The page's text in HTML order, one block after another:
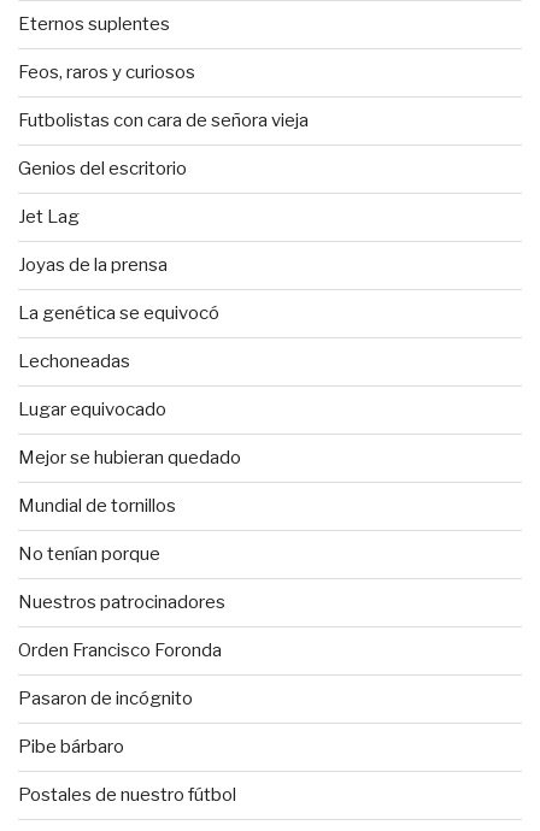
Eternos suplentes
Feos, raros y curiosos
Futbolistas con cara de señora vieja
Genios del escritorio
Jet Lag
Joyas de la prensa
La genética se equivocó
Lechoneadas
Lugar equivocado
Mejor se hubieran quedado
Mundial de tornillos
No tenían porque
Nuestros patrocinadores
Orden Francisco Foronda
Pasaron de incógnito
Pibe bárbaro
Postales de nuestro fútbol